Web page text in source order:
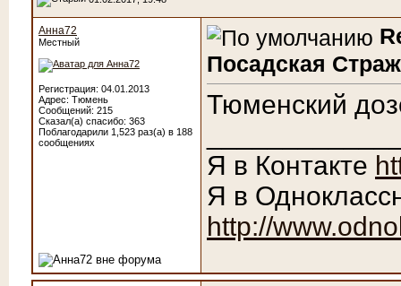
Анна72
Местный
Регистрация: 04.01.2013
Адрес: Тюмень
Сообщений: 215
Сказал(а) спасибо: 363
Поблагодарили 1,523 раз(а) в 188
сообщениях
Посадская
Тюменский
Я в Контакте
Я в
http://